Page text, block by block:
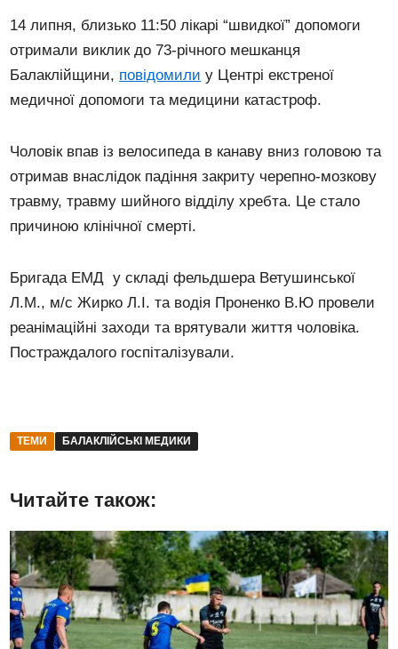
14 липня, близько 11:50 лікарі “швидкої” допомоги
отримали виклик до 73-річного мешканця
Балаклійщини, повідомили у Центрі екстреної
медичної допомоги та медицини катастроф.
Чоловік впав із велосипеда в канаву вниз головою та
отримав внаслідок падіння закриту черепно-мозкову
травму, травму шийного відділу хребта. Це стало
причиною клінічної смерті.
Бригада ЕМД у складі фельдшера Ветушинської
Л.М., м/с Жирко Л.І. та водія Проненко В.Ю провели
реанімаційні заходи та врятували життя чоловіка.
Постраждалого госпіталізували.
ТЕМИ БАЛАКЛІЙСЬКІ МЕДИКИ
Читайте також: